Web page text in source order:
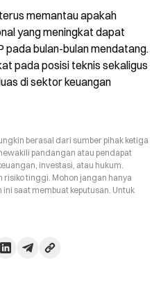
memantau apakah
yang meningkat dapat
pada bulan-bulan mendatang.
pada posisi teknis sekaligus
di sektor keuangan
berasal dari sumber pihak ketiga
pandangan atau pendapat
investasi, atau hukum.
tinggi. Mohon jangan hanya
saat membuat keputusan. Untuk